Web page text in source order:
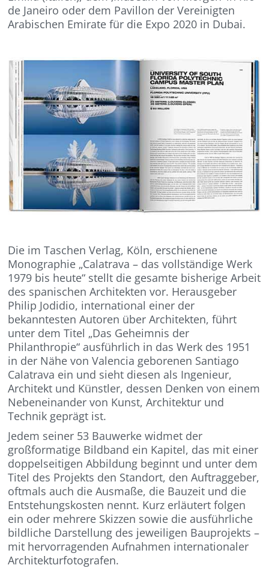
de Janeiro oder dem Pavillon der Vereinigten
Arabischen Emirate für die Expo 2020 in Dubai.
Die im Taschen Verlag, Köln, erschienene
Monographie „Calatrava – das vollständige Werk
1979 bis heute“ stellt die gesamte bisherige Arbeit
des spanischen Architekten vor. Herausgeber
Philip Jodidio, international einer der
bekanntesten Autoren über Architekten, führt
unter dem Titel „Das Geheimnis der
Philanthropie“ ausführlich in das Werk des 1951
in der Nähe von Valencia geborenen Santiago
Calatrava ein und sieht diesen als Ingenieur,
Architekt und Künstler, dessen Denken von einem
Nebeneinander von Kunst, Architektur und
Technik geprägt ist.
Jedem seiner 53 Bauwerke widmet der
großformatige Bildband ein Kapitel, das mit einer
doppelseitigen Abbildung beginnt und unter dem
Titel des Projekts den Standort, den Auftraggeber,
oftmals auch die Ausmaße, die Bauzeit und die
Entstehungskosten nennt. Kurz erläutert folgen
ein oder mehrere Skizzen sowie die ausführliche
bildliche Darstellung des jeweiligen Bauprojekts –
mit hervorragenden Aufnahmen internationaler
Architekturfotografen.